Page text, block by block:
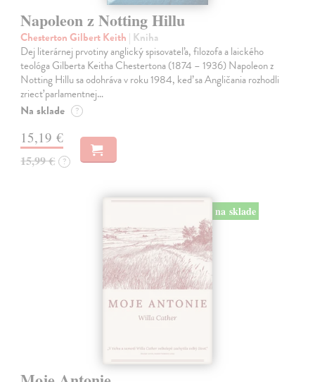
Napoleon z Notting Hillu
Chesterton Gilbert Keith | Kniha
Dej literárnej prvotiny anglický spisovateľa, filozofa a laického
teológa Gilberta Keitha Chestertona (1874 – 1936) Napoleon z
Notting Hillu sa odohráva v roku 1984, keď sa Angličania rozhodli
zriecť parlamentnej…
Na sklade ?
15,19 €
15,99 € ?
na sklade